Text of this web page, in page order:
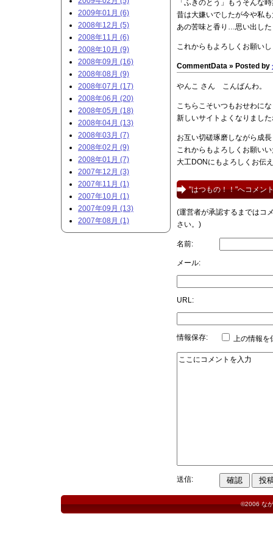
「ふきのとう」もうそんな
昔は大嫌いでしたが今や私
あの苦味と香り…思い出し
これからもよろしくお願い
CommentData » Posted by
やんこ さん こんばんわ。
こちらこそいつもおせわに
新しいサイトよくなりまし
お互い切磋琢磨しながら成
これからもよろしくお願い
大工DONにもよろしくお伝
"はつもの！！"へコメン
(運営者が承認するまではコ
さい。)
名前:
メール:
URL:
情報保存: 上の情報を
送信:
2009年01月 (6)
2008年12月 (5)
2008年11月 (6)
2008年10月 (9)
2008年09月 (16)
2008年08月 (9)
2008年07月 (17)
2008年06月 (20)
2008年05月 (18)
2008年04月 (13)
2008年03月 (7)
2008年02月 (9)
2008年01月 (7)
2007年12月 (3)
2007年11月 (1)
2007年10月 (1)
2007年09月 (13)
2007年08月 (1)
©2006な